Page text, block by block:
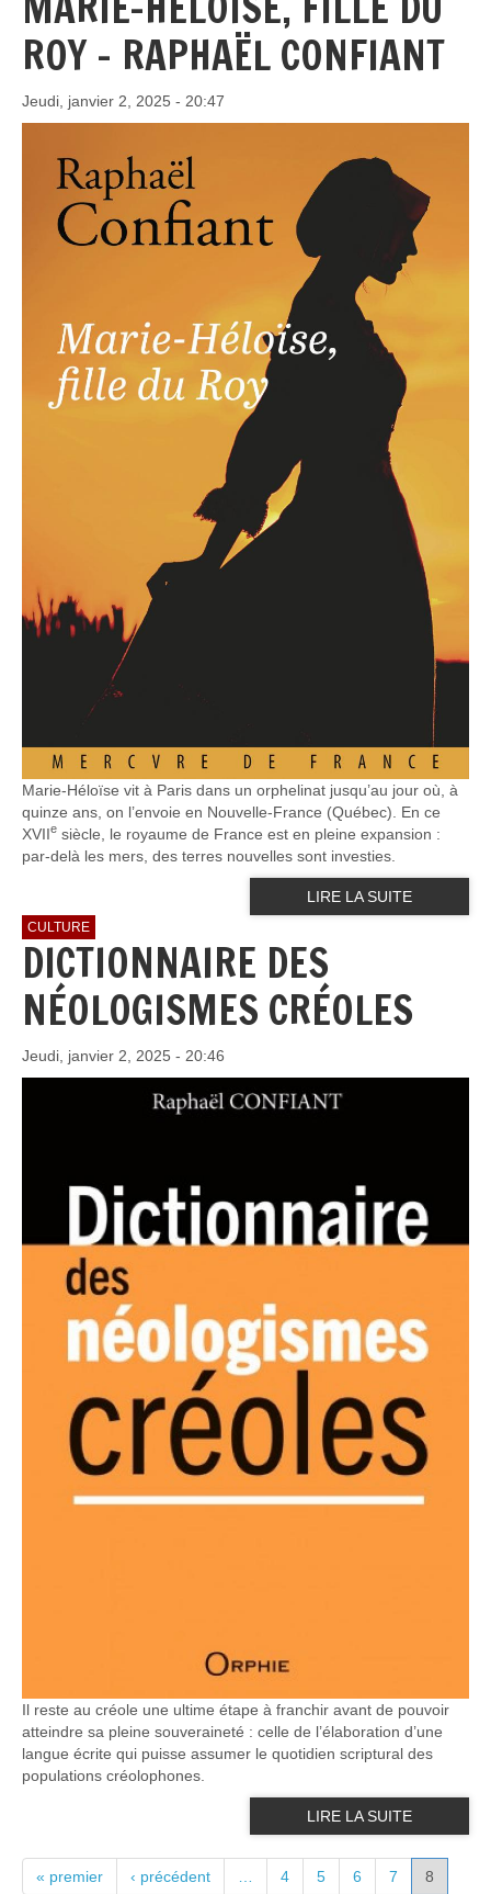
ROY - RAPHAËL CONFIANT
Jeudi, janvier 2, 2025 - 20:47
Marie-Héloïse vit à Paris dans un orphelinat jusqu’au jour où, à
quinze ans, on l’envoie en Nouvelle-France (Québec). En ce
XVIIe siècle, le royaume de France est en pleine expansion :
par-delà les mers, des terres nouvelles sont investies.
LIRE LA SUITE
CULTURE
DICTIONNAIRE DES
NÉOLOGISMES CRÉOLES
Jeudi, janvier 2, 2025 - 20:46
Il reste au créole une ultime étape à franchir avant de pouvoir
atteindre sa pleine souveraineté : celle de l’élaboration d’une
langue écrite qui puisse assumer le quotidien scriptural des
populations créolophones.
LIRE LA SUITE
PAGES
« premier ‹ précédent 4 5 6 7 8